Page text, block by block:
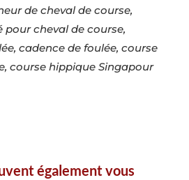
de cheval de course,
cheval de course,
cadence de foulée, course
course hippique Singapour
également vous